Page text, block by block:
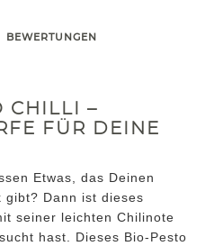
BEWERTUNGEN
CHILLI –
FÜR DEINE
Etwas, das Deinen
gibt? Dann ist dieses
seiner leichten Chilinote
hast. Dieses Bio-Pesto